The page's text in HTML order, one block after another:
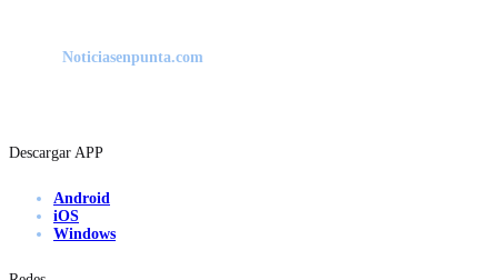
Noticiasenpunta.com
Descargar APP
Android
iOS
Windows